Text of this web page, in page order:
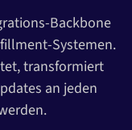
Backbone
Systemen.
transformiert
an jeden